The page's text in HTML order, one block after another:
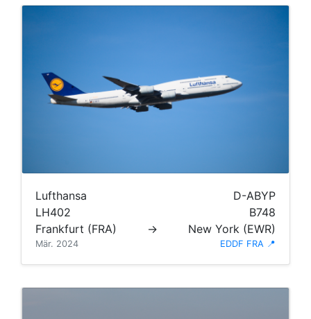
Lufthansa
LH402
D-ABYP
B748
Frankfurt (FRA)
→ New York (EWR)
Mär. 2024 EDDF FRA 📍